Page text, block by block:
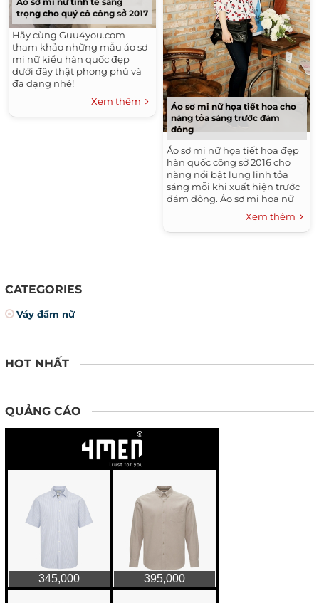
Thời Trang Nam Hè 2016
Xu Hướng Tóc Đẹp 2016
Những Kiểu Tóc Đẹp
trọng cho quý cô công sở 2017
Hãy cùng Guu4you.com
tham khảo những mẫu áo sơ
mi nữ kiểu hàn quốc đẹp
dưới đây thật phong phú và
đa dạng nhé!
Xem thêm
Áo sơ mi nữ họa tiết hoa cho
nàng tỏa sáng trước đám
đông
Áo sơ mi nữ họa tiết hoa đẹp
hàn quốc công sở 2016 cho
nàng nổi bật lung linh tỏa
sáng mỗi khi xuất hiện trước
đám đông. Áo sơ mi hoa nữ
đẹp đang ngày càng trở nên
Xem thêm
CATEGORIES
Váy đầm nữ
HOT NHẤT
QUẢNG CÁO